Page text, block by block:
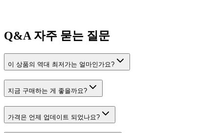
Q&A자주 묻는 질문
이 상품의 역대 최저가는 얼마인가요?
지금 구매하는 게 좋을까요?
가격은 언제 업데이트 되었나요?